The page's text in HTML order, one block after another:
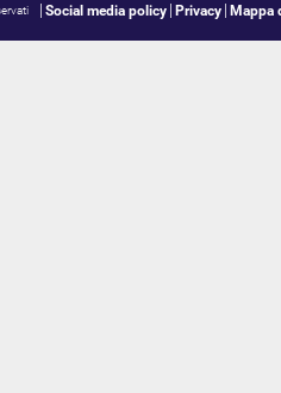
Social media policy Privacy Mappa